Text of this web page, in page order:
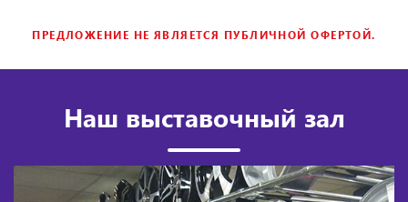
ПРЕДЛОЖЕНИЕ НЕ ЯВЛЯЕТСЯ ПУБЛИЧНОЙ ОФЕРТОЙ.
Наш выставочный зал